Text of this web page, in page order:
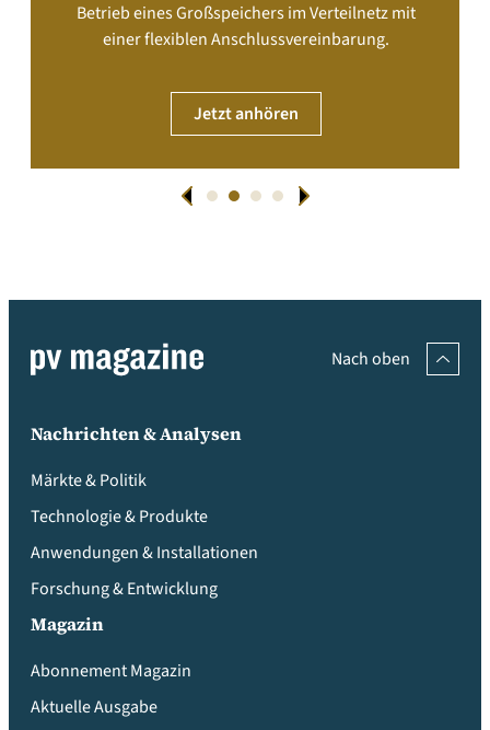
Betrieb eines Großspeichers im Verteilnetz mit
einer flexiblen Anschlussvereinbarung.
Jetzt anhören
Nach oben
Nachrichten & Analysen
Märkte & Politik
Technologie & Produkte
Anwendungen & Installationen
Forschung & Entwicklung
Magazin
Abonnement Magazin
Aktuelle Ausgabe